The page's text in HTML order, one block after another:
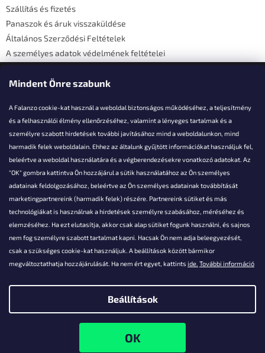
Mindent Önre szabunk
A Falanzo cookie-kat használ a weboldal biztonságos működéséhez, a teljesítmény
és a felhasználói élmény ellenőrzéséhez, valamint a lényeges tartalmak és a
személyre szabott hirdetések további javításához mind a weboldalunkon, mind
harmadik felek weboldalain. Ehhez az általunk gyűjtött információkat használjuk fel,
beleértve a weboldal használatára és a végberendezésekre vonatkozó adatokat. Az
"OK" gombra kattintva Ön hozzájárul a sütik használatához az Ön személyes
adatainak feldolgozásához, beleértve az Ön személyes adatainak továbbítását
marketingpartnereink (harmadik felek) részére. Partnereink sütiket és más
technológiákat is használnak a hirdetések személyre szabásához, méréséhez és
elemzéséhez. Ha ezt elutasítja, akkor csak alap sütiket fogunk használni, és sajnos
nem fog személyre szabott tartalmat kapni. Hacsak Ön nem adja beleegyezését,
csak a szükséges cookie-kat használjuk. A beállítások között bármikor
megváltoztathatja hozzájárulását. Ha nem ért egyet, kattints ide. További információ
Beállítások
Szállítás és fizetés
Panaszok és áruk visszaküldése
Általános Szerződési Feltételek
A személyes adatok védelmének feltételei
Elérhetőségi adatok
Akarsz kérdezni valamit?
info@falanzo.hu
Falanzo.hu. Minden jog fenntartva.